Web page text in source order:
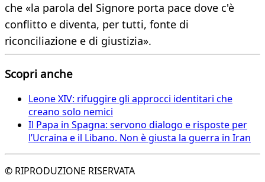
che «la parola del Signore porta pace dove c'è
conflitto e diventa, per tutti, fonte di
riconciliazione e di giustizia».
Scopri anche
Leone XIV: rifuggire gli approcci identitari che
creano solo nemici
Il Papa in Spagna: servono dialogo e risposte per
l’Ucraina e il Libano. Non è giusta la guerra in Iran
© RIPRODUZIONE RISERVATA